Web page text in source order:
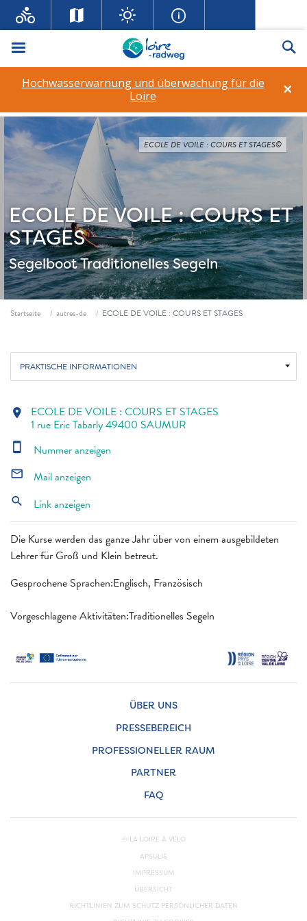
Menü
×
Hochwasserwarnung und überwachung für die
Loire
ECOLE DE VOILE : COURS ET
STAGES
SegelbootTraditionelles Segeln
ECOLE DE VOILE : COURS ET STAGES©
Fil d'ariane
Startseite autres-de ECOLE DE VOILE : COURS ET STAGES
PRAKTISCHE INFORMATIONEN
Die Kurse werden das ganze Jahr über von einem ausgebildeten
Lehrer für Groß und Klein betreut.
Gesprochene Sprachen:Englisch, Französisch
Vorgeschlagene Aktivitäten:Traditionelles Segeln
location_on ECOLE DE VOILE : COURS ET STAGES
1 rue Eric Tabarly 49400 SAUMUR
smartphone Nummer anzeigen
mail_outline Mail anzeigen
search Link anzeigen
ÜBER UNS
PRESSEBEREICH
PROFESSIONELLER RAUM
PARTNER
FAQ
© LA LOIRE À VÉLO
APSULIS
IMPRESSUM
ÜBERSICHT
RICHTLINIEN ZUM SCHUTZ PERSÖNLICHER DATEN